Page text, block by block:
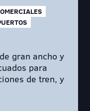
gran ancho y
para
de tren, y